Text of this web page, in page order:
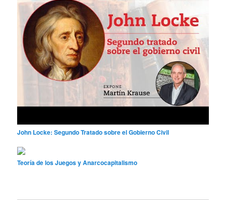
John Locke: Segundo Tratado sobre el Gobierno Civil
Teoría de los Juegos y Anarcocapitalismo